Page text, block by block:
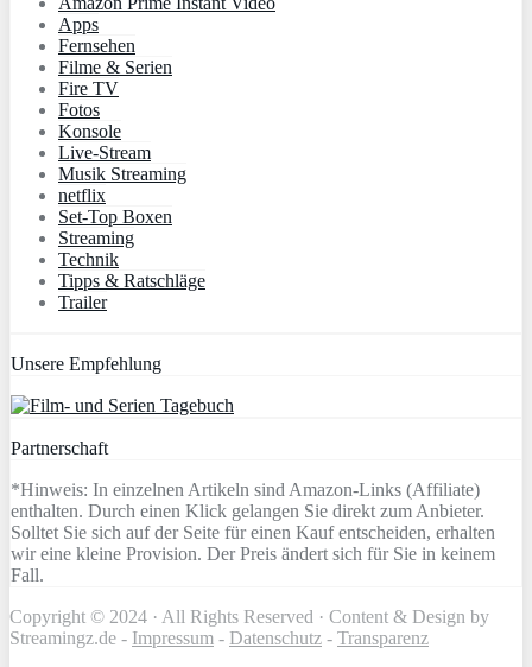
Apps
Fernsehen
Filme & Serien
Fire TV
Fotos
Konsole
Live-Stream
Musik Streaming
netflix
Set-Top Boxen
Streaming
Technik
Tipps & Ratschläge
Trailer
Unsere Empfehlung
Partnerschaft
*Hinweis: In einzelnen Artikeln sind Amazon-Links (Affiliate)
enthalten. Durch einen Klick gelangen Sie direkt zum Anbieter.
Solltet Sie sich auf der Seite für einen Kauf entscheiden, erhalten
wir eine kleine Provision. Der Preis ändert sich für Sie in keinem
Fall.
Copyright © 2024 · All Rights Reserved · Content & Design by
Streamingz.de - Impressum - Datenschutz - Transparenz